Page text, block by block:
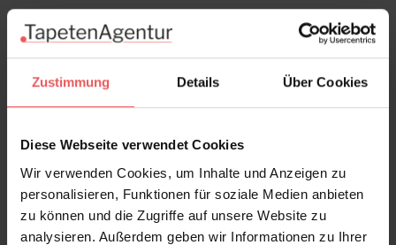
Zustimmung Details Über Cookies
Diese Webseite verwendet Cookies
Wir verwenden Cookies, um Inhalte und Anzeigen zu
personalisieren, Funktionen für soziale Medien anbieten
zu können und die Zugriffe auf unsere Website zu
analysieren. Außerdem geben wir Informationen zu Ihrer
Sie haben Fragen zum Produkt?
+49 (0)221 932 81 82
Produktgalerie überspringen
Variante